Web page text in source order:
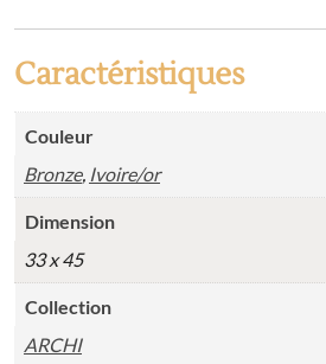
Caractéristiques
Couleur
Bronze, Ivoire/or
Dimension
33 x 45
Collection
ARCHI